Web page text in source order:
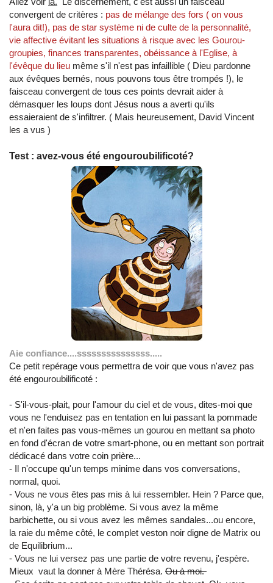
convergent de critères : pas de mélange des fors ( on vous
l'aura dit!), pas de star système ni de culte de la personnalité,
vie affective évitant les situations à risque avec les Gourou-
groupies, finances transparentes, obéissance à l'Eglise, à
l'évêque du lieu même s'il n'est pas infaillible ( Dieu pardonne
aux évêques bernés, nous pouvons tous être trompés !), le
faisceau convergent de tous ces points devrait aider à
démasquer les loups dont Jésus nous a averti qu'ils
essaieraient de s'infiltrer. ( Mais heureusement, David Vincent
les a vus )
Test : avez-vous été engouroubilificoté?
Aie confiance....sssssssssssssss.....
Ce petit repérage vous permettra de voir que vous n'avez pas
été engouroubilificoté :
- S'il-vous-plait, pour l'amour du ciel et de vous, dites-moi que
vous ne l'enduisez pas en tentation en lui passant la pommade
et n'en faites pas vous-mêmes un gourou en mettant sa photo
en fond d'écran de votre smart-phone, ou en mettant son portrait
dédicacé dans votre coin prière...
- Il n'occupe qu'un temps minime dans vos conversations,
normal, quoi.
- Vous ne vous êtes pas mis à lui ressembler. Hein ? Parce que,
sinon, là, y'a un big problème. Si vous avez la même
barbichette, ou si vous avez les mêmes sandales...ou encore,
la raie du même côté, le complet veston noir digne de Matrix ou
de Equilibrium...
- Vous ne lui versez pas une partie de votre revenu, j'espère.
Mieux vaut la donner à Mère Thérésa. Ou à moi.